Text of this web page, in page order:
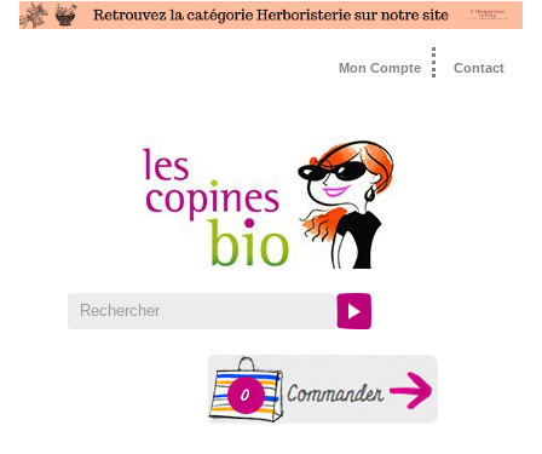
Contact
Mon Compte
0